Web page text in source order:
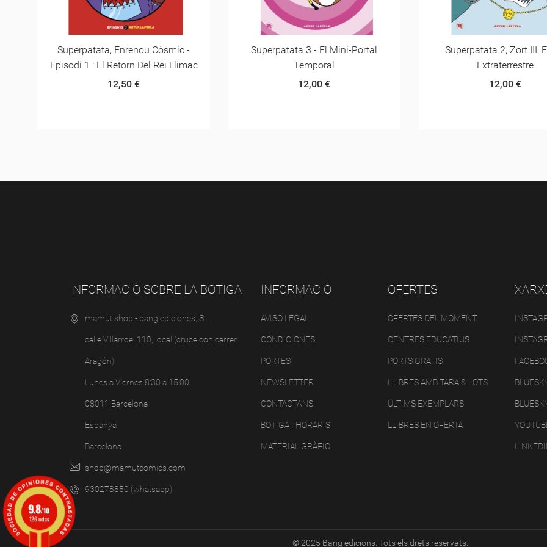
Superpatata 3 - El Mini-Portal
Temporal
12,00 €
Superpatata 2, Zort III, El Rei
Extraterrestre
12,00 €
Superpatata 1-
Superpatata
12,00 €
INFORMACIÓ SOBRE LA BOTIGA
mamut shop - bang ediciones, SL
calle Villarroel 110, local (cruce con carrer
Aragón)
Lunes a Viernes 8:30 a 15:00
08011 Barcelona
Espanya
Barcelona
shop@mamutcomics.com
930278850 (whatsapp)
INFORMACIÓ
AVISO LEGAL
CONDICIONES
PORTES
NEWSLETTER
CONTACTA'NS
BOTIGA I HORARIS
MATERIAL GRÀFIC
OFERTES
OFERTES DEL MOMENT
CENTRES EDUCATIUS
PORTS GRATIS
LLIBRES AMB TARA & LOTS
ÚLTIMS EXEMPLARS
LLIBRES EN OFERTA
© 2025 Bang edicions. Tots els drets reservats.
9.8/10
126 notas